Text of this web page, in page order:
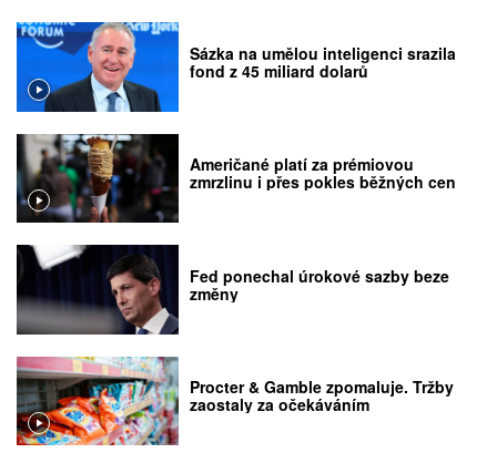
Sázka na umělou inteligenci srazila
fond z 45 miliard dolarů
Američané platí za prémiovou
zmrzlinu i přes pokles běžných cen
Fed ponechal úrokové sazby beze
změny
Procter & Gamble zpomaluje. Tržby
zaostaly za očekáváním